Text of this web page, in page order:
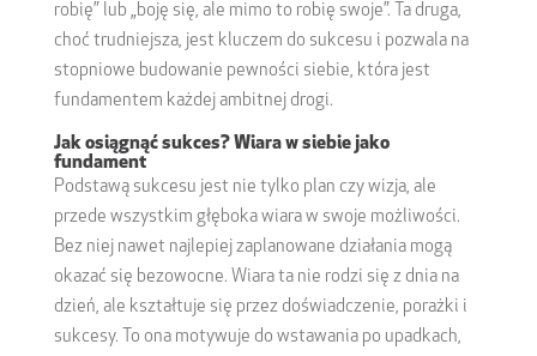
robię” lub „boję się, ale mimo to robię swoje”. Ta druga,
choć trudniejsza, jest kluczem do sukcesu i pozwala na
stopniowe budowanie pewności siebie, która jest
fundamentem każdej ambitnej drogi.
Jak osiągnąć sukces? Wiara w siebie jako
fundament
Podstawą sukcesu jest nie tylko plan czy wizja, ale
przede wszystkim głęboka wiara w swoje możliwości.
Bez niej nawet najlepiej zaplanowane działania mogą
okazać się bezowocne. Wiara ta nie rodzi się z dnia na
dzień, ale kształtuje się przez doświadczenie, porażki i
sukcesy. To ona motywuje do wstawania po upadkach,